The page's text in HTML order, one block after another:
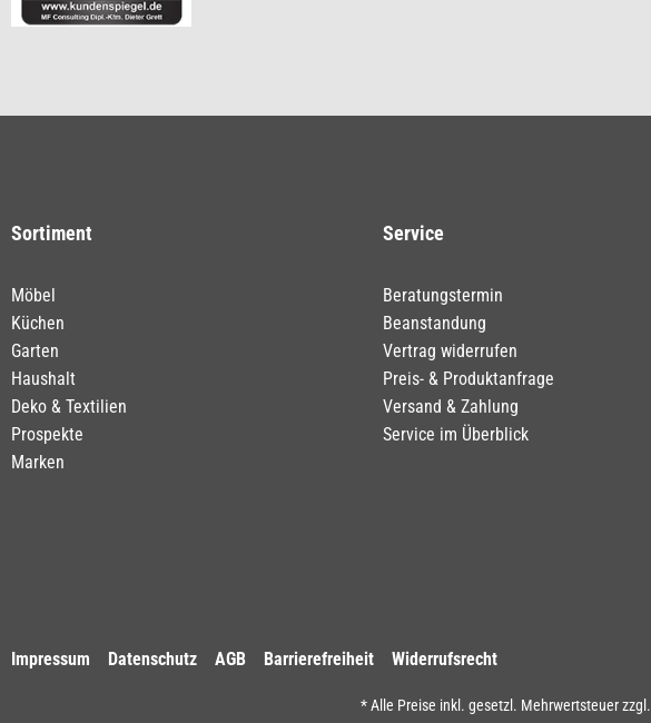
Sortiment
Möbel
Küchen
Garten
Haushalt
Deko & Textilien
Prospekte
Marken
Service
Beratungstermin
Beanstandung
Vertrag widerrufen
Preis- & Produktanfrage
Versand & Zahlung
Service im Überblick
Impressum Datenschutz AGB Barrierefreiheit Widerrufsrecht
* Alle Preise inkl. gesetzl. Mehrwertsteuer zzgl.